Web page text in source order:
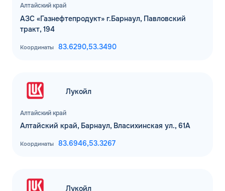
Алтайский край
АЗС «Газнефтепродукт» г.Барнаул, Павловский
тракт, 194
Координаты 83.6290,53.3490
Алтайский край
Лукойл
Алтайский край, Барнаул, Власихинская ул., 61А
Координаты 83.6946,53.3267
Лукойл